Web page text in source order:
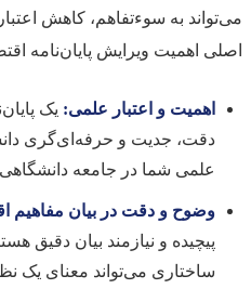
می‌تواند به سوءتفاهم، کاهش
اصلی اهمیت ویرایش پایان‌نامه
اهمیت و اعتبار علمی: یک
دقت، جدیت و حرفه‌ای‌گری
علمی شما در جامعه دانشگاهی
وضوح و دقت در بیان مفاهیم
پیچیده و نیازمند بیان دقیق
ساختاری می‌تواند معنای یک